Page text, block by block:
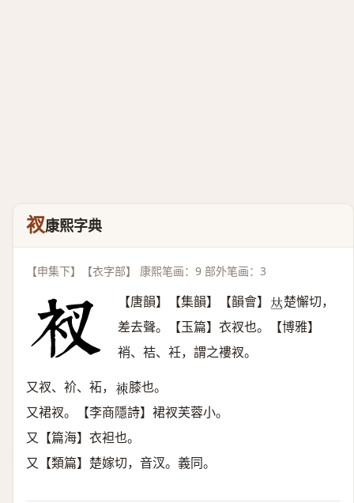
衩康熙字典
【申集下】【衣字部】 康熙笔画：9 部外笔画：3
【唐韻】【集韻】【韻會】 𠀤楚懈切，
差去聲。【玉篇】衣衩也。【博雅】
䘯、袺、衽，謂之褸衩。
又衩、衸、袥， 𧙞 膝也。
又裙衩。【李商隱詩】裙衩芙蓉小。
又【篇海】衣袒也。
又【類篇】楚嫁切，音汊。義同。